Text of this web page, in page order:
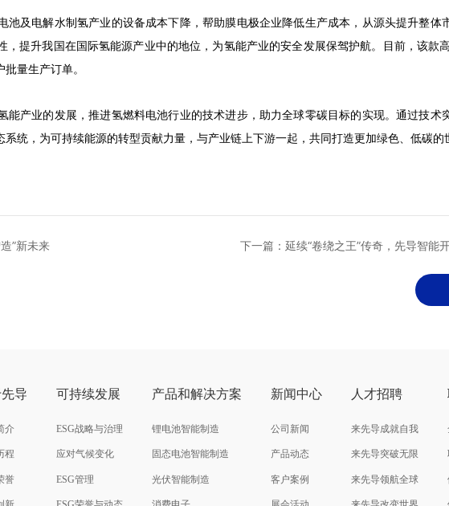
池及电解水制氢产业的设备成本下降，帮助膜电极企业降低生产成本，从源头提升整体
，提升我国在国际氢能源产业中的地位，为氢能产业的安全发展保驾护航。目前，该款
量生产订单。
产业的发展，推进氢燃料电池行业的技术进步，助力全球零碳目标的实现。通过技术
统，为可持续能源的转型贡献力量，与产业链上下游一起，共同打造更加绿色、低碳的
”新未来 下一篇：延续“卷绕之王”传奇，先导智能
导
介
程
誉
可持续发展
ESG战略与治理
应对气候变化
ESG管理
产品和解决方案
锂电池智能制造
固态电池智能制造
光伏智能制造
新闻中心
公司新闻
产品动态
客户案例
人才招聘
来先导成就自我
来先导突破无限
来先导领航全球